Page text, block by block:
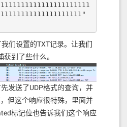
们设置的TXT记录。让我们
到了些什么。
发送了UDP格式的查询，并
但这个响应很特殊，里面并
标记位也告诉我们这个响应